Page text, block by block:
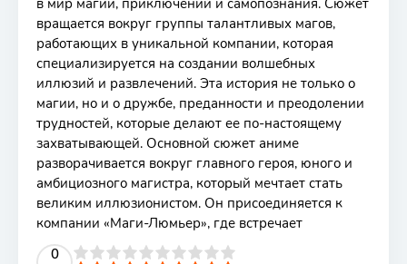
в мир магии, приключений и самопознания. Сюжет
вращается вокруг группы талантливых магов,
работающих в уникальной компании, которая
специализируется на создании волшебных
иллюзий и развлечений. Эта история не только о
магии, но и о дружбе, преданности и преодолении
трудностей, которые делают ее по-настоящему
захватывающей. Основной сюжет аниме
разворачивается вокруг главного героя, юного и
амбициозного магистра, который мечтает стать
великим иллюзионистом. Он присоединяется к
компании «Маги-Люмьер», где встречает
0
4 5 6 7 8 9 10